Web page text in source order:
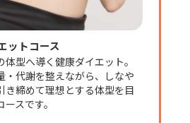
ットコース
体型へ導く健康ダイエット。
・代謝を整えながら、しなや
き締めて理想とする体型を目
ースです。